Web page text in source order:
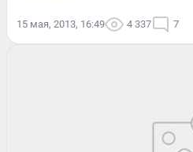
15 мая, 2013, 16:49 4 337 7